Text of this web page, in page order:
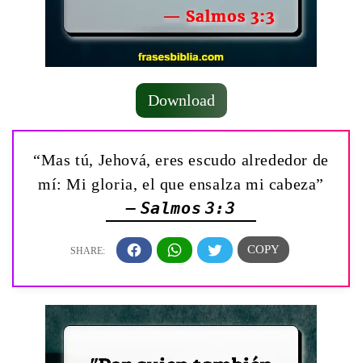
Download
“Mas tú, Jehová, eres escudo alrededor de
mí: Mi gloria, el que ensalza mi cabeza”
— Salmos 3:3